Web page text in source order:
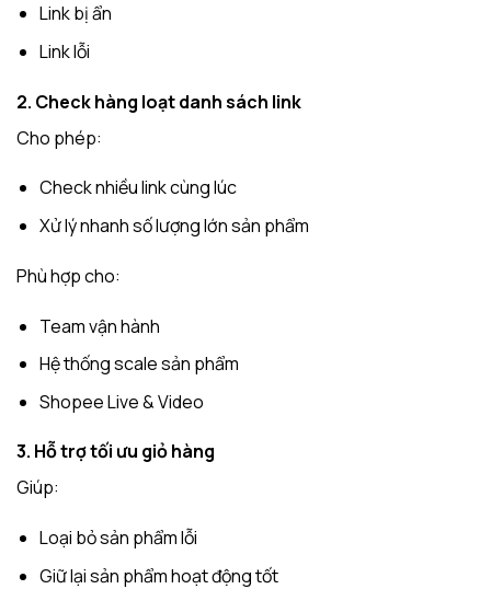
Link bị ẩn
Link lỗi
2. Check hàng loạt danh sách link
Cho phép:
Check nhiều link cùng lúc
Xử lý nhanh số lượng lớn sản phẩm
Phù hợp cho:
Team vận hành
Hệ thống scale sản phẩm
Shopee Live & Video
3. Hỗ trợ tối ưu giỏ hàng
Giúp:
Loại bỏ sản phẩm lỗi
Giữ lại sản phẩm hoạt động tốt